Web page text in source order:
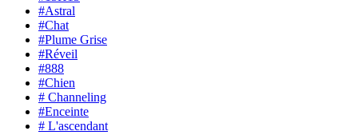
#Astral
#Chat
#Plume Grise
#Réveil
#888
#Chien
# Channeling
#Enceinte
# L'ascendant